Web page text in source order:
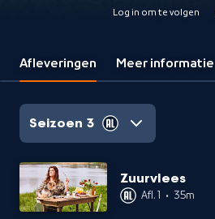
Log in om te volgen
Afleveringen Meer informatie
Seizoen 3
Zuurvlees
Afl. 1 • 35m